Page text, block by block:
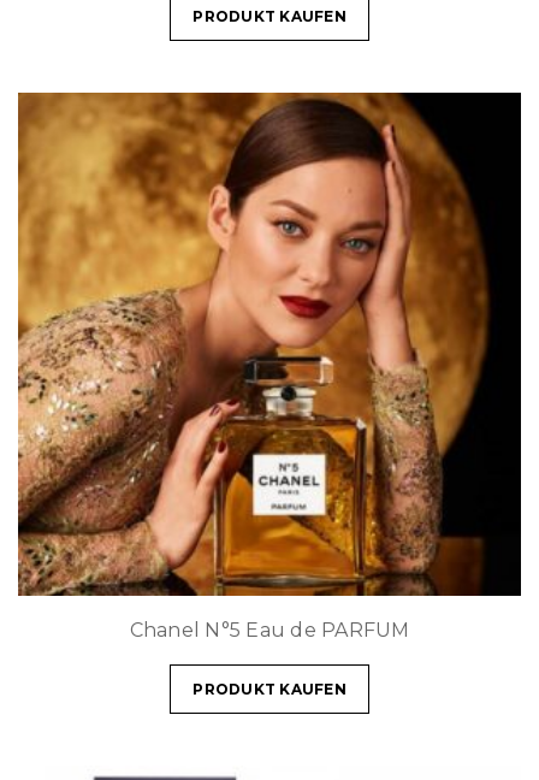
PRODUKT KAUFEN
Chanel N°5 Eau de PARFUM
PRODUKT KAUFEN